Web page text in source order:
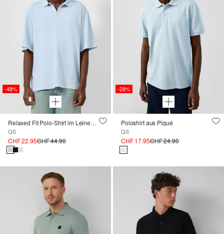
-48%
Relaxed Fit Polo-Shirt im Leinenmix
QS
CHF 22.95CHF 44.90
-28%
Poloshirt aus Piqué
QS
CHF 17.95CHF 24.90